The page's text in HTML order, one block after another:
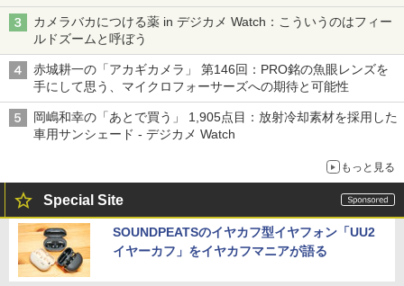
カメラバカにつける薬 in デジカメ Watch：こういうのはフィー
ルドズームと呼ぼう
赤城耕一の「アカギカメラ」 第146回：PRO銘の魚眼レンズを
手にして思う、マイクロフォーサーズへの期待と可能性
岡嶋和幸の「あとで買う」 1,905点目：放射冷却素材を採用した
車用サンシェード - デジカメ Watch
もっと見る
Special Site
SOUNDPEATSのイヤカフ型イヤフォン「UU2
イヤーカフ」をイヤカフマニアが語る